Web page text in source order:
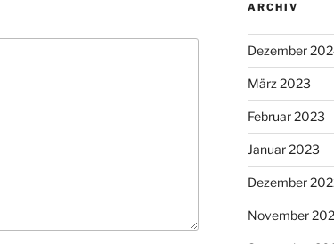
ARCHIV
Dezember
März 2023
Februar 2023
Januar 2023
Dezember
November